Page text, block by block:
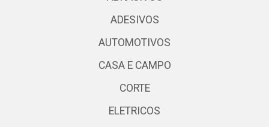
ADESIVOS
AUTOMOTIVOS
CASA E CAMPO
CORTE
ELETRICOS